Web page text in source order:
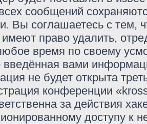
сообщений
Вы соглашаетесь с тем,
право удалить,
время по своему
введённая вами
не будет открыта
конференции
за действия
доступу к